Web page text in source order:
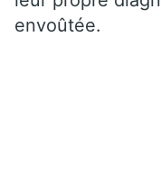
envoûtée.